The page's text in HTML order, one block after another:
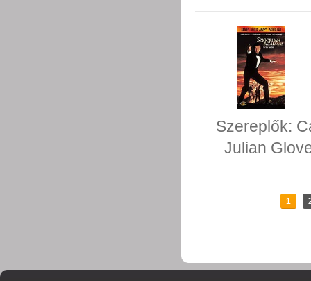
Szereplők:
Julian
1